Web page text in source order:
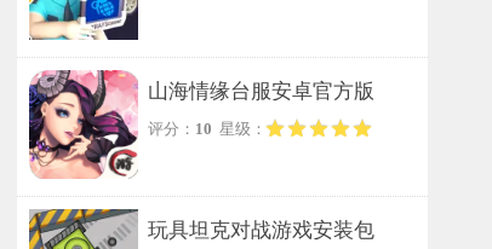
山海情缘台服安卓官方版
评分： 10 星级：
玩具坦克对战游戏安装包